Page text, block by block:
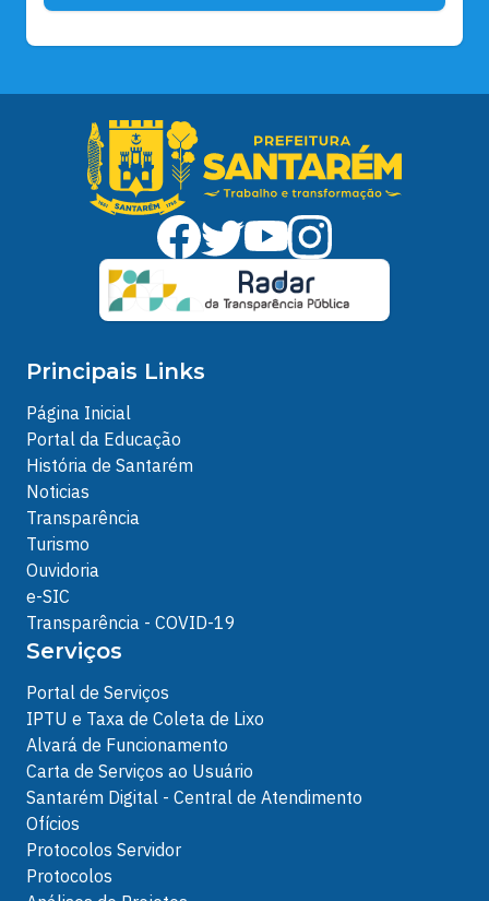
Principais Links
Página Inicial
Portal da Educação
História de Santarém
Noticias
Transparência
Turismo
Ouvidoria
e-SIC
Transparência - COVID-19
Serviços
Portal de Serviços
IPTU e Taxa de Coleta de Lixo
Alvará de Funcionamento
Carta de Serviços ao Usuário
Santarém Digital - Central de Atendimento
Ofícios
Protocolos Servidor
Protocolos